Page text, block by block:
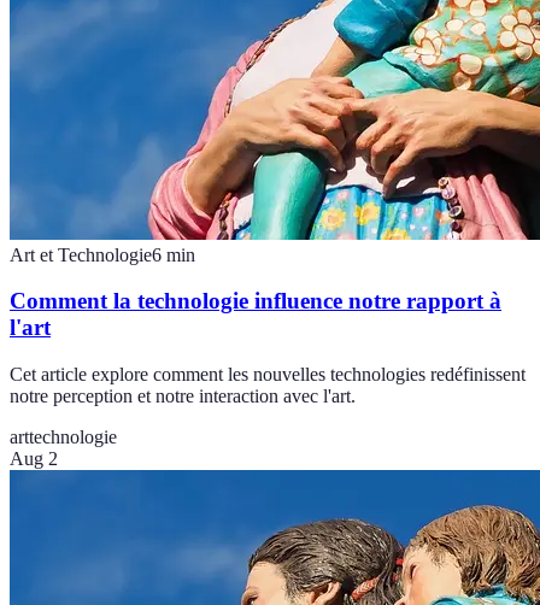
Art et Technologie6 min
Comment la technologie influence notre rapport à
l'art
Cet article explore comment les nouvelles technologies redéfinissent
notre perception et notre interaction avec l'art.
arttechnologie
Aug 2